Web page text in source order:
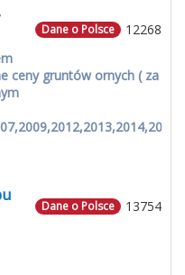
12268
Dane o Polsce
ceny gruntów ornych ( za
13754
Dane o Polsce